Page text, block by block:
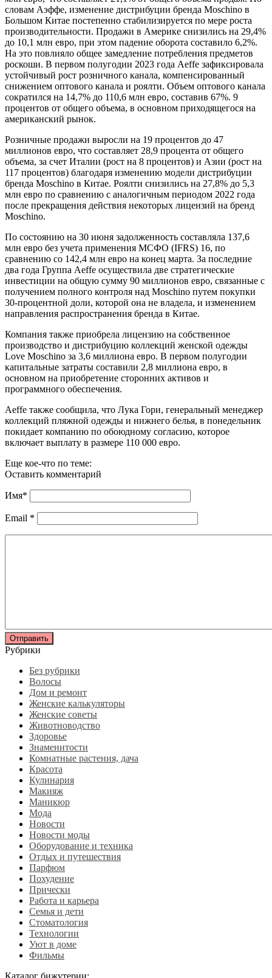
словам Аэффе, изменение дистрибуции бренда Moschino в
Большом Китае постепенно стабилизируется по мере роста
производительности. Продажи в Америке снизились на 29,4%
до 10,1 млн евро, при этом падение оборота составило 6,2%.
На это повлияло общее замедление потребления предметов
роскоши. В первом полугодии 2023 года Aeffe зафиксировала
устойчивый рост розничного канала, компенсированный
снижением оптового канала и роялти. Объем оптового канала
сократился на 14,7% до 110,6 млн евро, составив 67%. 9
процентов от общего объема, в основном приходящегося на
американский рынок.
Розничные продажи выросли на 19 процентов до 47
миллионов евро, что составляет 28,9 процента от общего
объема, за счет Италии (рост на 8 процентов) и Азии (рост на
117 процентов) благодаря изменению модели дистрибуции
бренда Moschino в Китае. Роялти снизились на 27,8% до 5,3
млн евро по сравнению с аналогичным периодом 2022 года
после прекращения действия некоторых лицензий на бренд
Moschino.
По состоянию на 30 июня задолженность составляла 137,6
млн евро без учета применения МСФО (IFRS) 16, по
сравнению со 142,4 млн евро на конец марта. За последние
два года Группа Aeffe осуществила две стратегические
инвестиции на общую сумму 90 миллионов евро, связанные с
получением полного контроля над Moschino путем покупки
30-процентной доли, которой она не владела, и изменением
направления распространения бренда в Китае.
Компания также приобрела лицензию на собственное
производство и дистрибуцию коллекций женской одежды
Love Moschino за 3,6 миллиона евро. В первом полугодии
капитальные затраты составили 2,8 миллиона евро, в
основном на приобретение сторонних активов и
программного обеспечения.
Aeffe также сообщила, что Лука Гори, генеральный менеджер
коллекций пляжной одежды и нижнего белья, в понедельник
покидает компанию по обоюдному согласию, которое
включает выплату в размере 110 000 евро.
Еще кое-что по теме:
Оставить комментарий
Имя*
Email *
Рубрики
Без рубрики
Волосы
Дом и ремонт
Женские калькуляторы
Женские советы
Животноводство
Здоровье
Знаменитости
Комнатные растения, дача
Красота
Кулинария
Макияж
Маникюр
Мода
Новости
Новости моды
Оборудование и техника
Отдых и путешествия
Парфюм
Похудение
Прически
Работа и карьера
Семья и дети
Стоматология
Технологии
Уют в доме
Фильмы
Каталог бижутерии: